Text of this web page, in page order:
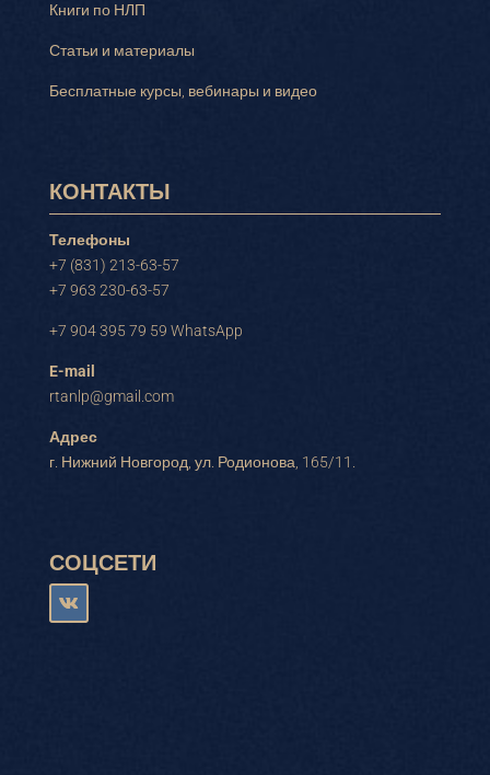
Книги по НЛП
Статьи и материалы
Бесплатные курсы, вебинары и видео
КОНТАКТЫ
Телефоны
+7 (831) 213-63-57
+7 963 230-63-57
+7 904 395 79 59 WhatsApp
E-mail
rtanlp@gmail.com
Адрес
г. Нижний Новгород, ул. Родионова, 165/11.
СОЦСЕТИ